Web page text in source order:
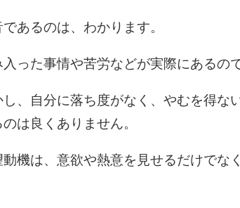
あるのは、わかります。
った事情や苦労などが実際にあるの
し、自分に落ち度がなく、やむを得な
のは良くありません。
動機は、意欲や熱意を見せるだけでな